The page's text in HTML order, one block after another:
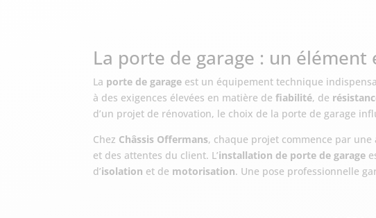
La porte de garage : un
La porte de garage est un équipement technique
à des exigences élevées en matière defiabilité, de
d’un projet de rénovation, le choix de la porte de garage
Chez Châssis Offermans, chaque projet commence par
et des attentes du client. L’installation de porte de garage
d’isolation et de motorisation. Une pose professionnelle